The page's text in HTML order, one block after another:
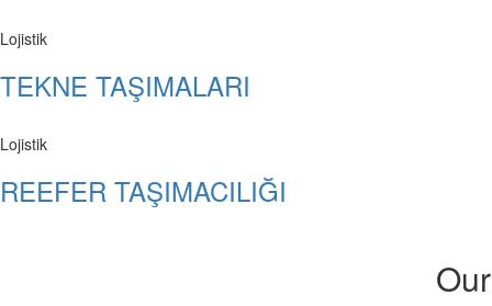
Lojistik
TEKNE TAŞIMALARI
Lojistik
REEFER TAŞIMACILIĞI